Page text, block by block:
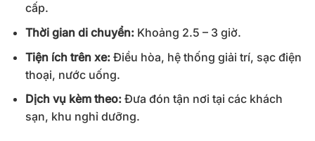
cấp.
Thời gian di chuyển:Khoảng 2.5 – 3 giờ.
Tiện ích trên xe:Điều hòa, hệ thống giải trí, sạc điện
thoại, nước uống.
Dịch vụ kèm theo:Đưa đón tận nơi tại các khách
sạn, khu nghỉ dưỡng.